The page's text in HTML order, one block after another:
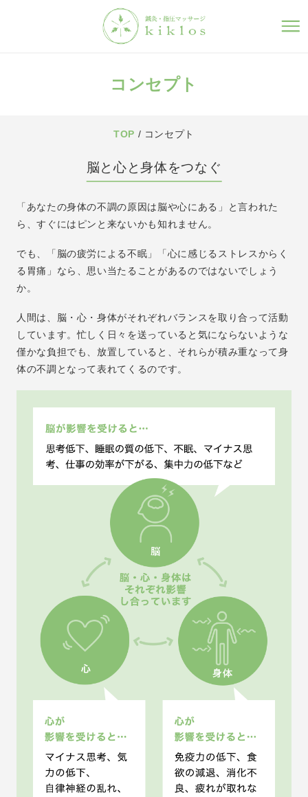
コンセプト
TOP / コンセプト
脳と心と身体をつなぐ
「あなたの身体の不調の原因は脳や心にある」と言われた
ら、すぐにはピンと来ないかも知れません。
でも、「脳の疲労による不眠」「心に感じるストレスからく
る胃痛」なら、思い当たることがあるのではないでしょう
か。
人間は、脳・心・身体がそれぞれバランスを取り合って活動
しています。忙しく日々を送っていると気にならないような
僅かな負担でも、放置していると、それらが積み重なって身
体の不調となって表れてくるのです。